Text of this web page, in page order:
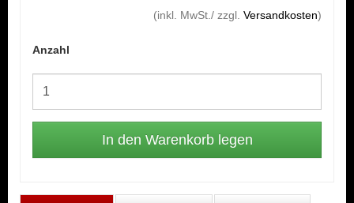
(inkl. MwSt./ zzgl. Versandkosten)
Anzahl